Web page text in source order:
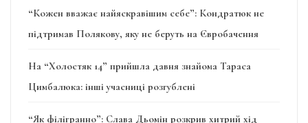
“Кожен вважає найяскравішим себе”: Кондратюк не
підтримав Полякову, яку не беруть на Євробачення
На “Холостяк 14” прийшла давня знайома Тараса
Цимбалюка: інші учасниці розгублені
“Як філігранно”: Слава Дьомін розкрив хитрий хід